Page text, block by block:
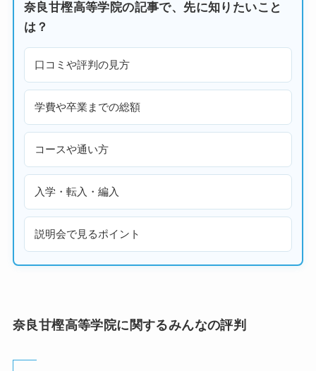
奈良甘樫高等学院の記事で、先に知りたいこと
は？
口コミや評判の見方
学費や卒業までの総額
コースや通い方
入学・転入・編入
説明会で見るポイント
奈良甘樫高等学院に関するみんなの評判